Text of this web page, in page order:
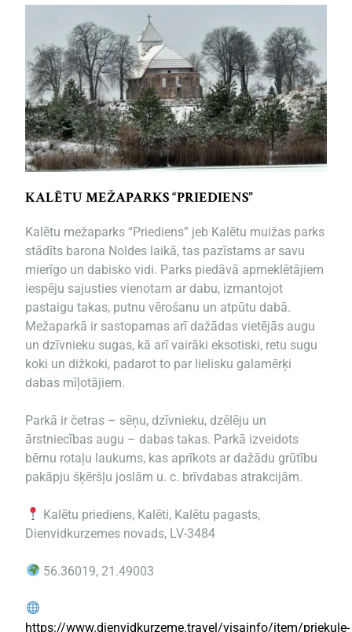
KALĒTU MEŽAPARKS “PRIEDIENS”
Kalētu mežaparks “Priediens” jeb Kalētu muižas parks
stādīts barona Noldes laikā, tas pazīstams ar savu
mierīgo un dabisko vidi. Parks piedāvā apmeklētājiem
iespēju sajusties vienotam ar dabu, izmantojot
pastaigu takas, putnu vērošanu un atpūtu dabā.
Mežaparkā ir sastopamas arī dažādas vietējās augu
un dzīvnieku sugas, kā arī vairāki eksotiski, retu sugu
koki un dižkoki, padarot to par lielisku galamērķi
dabas mīļotājiem.
Parkā ir četras – sēņu, dzīvnieku, dzēlēju un
ārstniecības augu – dabas takas. Parkā izveidots
bērnu rotaļu laukums, kas aprīkots ar dažādu grūtību
pakāpju šķēršļu joslām u. c. brīvdabas atrakcijām.
Kalētu priediens, Kalēti, Kalētu pagasts,
Dienvidkurzemes novads, LV-3484
56.36019, 21.49003
https://www.dienvidkurzeme.travel/visainfo/item/priekule-